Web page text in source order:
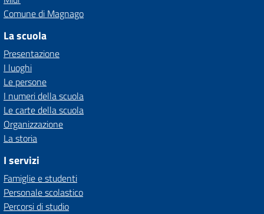
Comune di Magnago
La scuola
Presentazione
I luoghi
Le persone
I numeri della scuola
Le carte della scuola
Organizzazione
La storia
I servizi
Famiglie e studenti
Personale scolastico
Percorsi di studio